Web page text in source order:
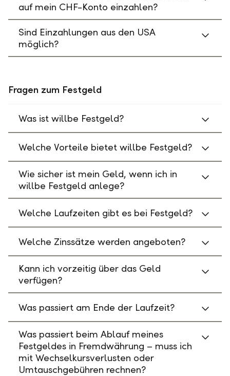
auf mein CHF-Konto einzahlen?
Sind Einzahlungen aus den USA
möglich?
Fragen zum Festgeld
Was ist willbe Festgeld?
Welche Vorteile bietet willbe Festgeld?
Wie sicher ist mein Geld, wenn ich in
willbe Festgeld anlege?
Welche Laufzeiten gibt es bei Festgeld?
Welche Zinssätze werden angeboten?
Kann ich vorzeitig über das Geld
verfügen?
Was passiert am Ende der Laufzeit?
Was passiert beim Ablauf meines
Festgeldes in Fremdwährung – muss ich
mit Wechselkursverlusten oder
Umtauschgebühren rechnen?